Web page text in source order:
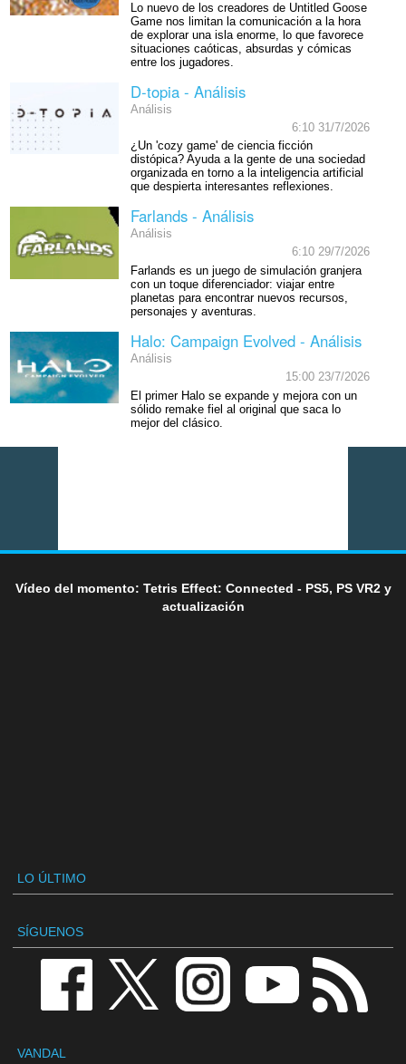
Lo nuevo de los creadores de Untitled Goose
Game nos limitan la comunicación a la hora
de explorar una isla enorme, lo que favorece
situaciones caóticas, absurdas y cómicas
entre los jugadores.
D-topia - Análisis
Análisis
6:10 31/7/2026
¿Un 'cozy game' de ciencia ficción
distópica? Ayuda a la gente de una sociedad
organizada en torno a la inteligencia artificial
que despierta interesantes reflexiones.
Farlands - Análisis
Análisis
6:10 29/7/2026
Farlands es un juego de simulación granjera
con un toque diferenciador: viajar entre
planetas para encontrar nuevos recursos,
personajes y aventuras.
Halo: Campaign Evolved - Análisis
Análisis
15:00 23/7/2026
El primer Halo se expande y mejora con un
sólido remake fiel al original que saca lo
mejor del clásico.
Vídeo del momento: Tetris Effect: Connected - PS5, PS VR2 y
actualización
LO ÚLTIMO
SÍGUENOS
VANDAL